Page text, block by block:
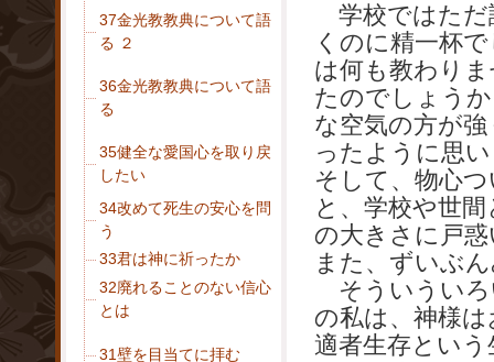
37金光教教典について語
る ２
36金光教教典について語
る
35健全な愛国心を取り戻
したい
34改めて死生の安心を問
う
33君は神に祈ったか
32廃れることのない信心
とは
31壁を目当てに拝む
学校ではただ
くのに精一杯
は何も教わり
たのでしょう
な空気の方が
ったように思
そして、物心
と、学校や世
の大きさに戸
また、ずいぶ
そういういろ
の私は、神様
適者生存とい